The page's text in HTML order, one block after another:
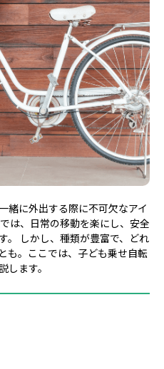
緒に外出する際に不可欠なアイ
は、日常の移動を楽にし、安全
。 しかし、種類が豊富で、どれ
も。ここでは、子ども乗せ自転
ます。